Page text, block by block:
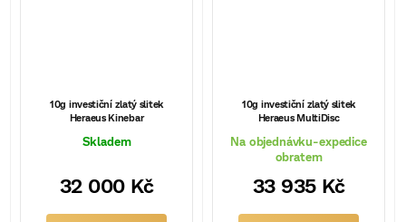
10g investiční zlatý slitek
Heraeus Kinebar
Skladem
32 000 Kč
10g investiční zlatý slitek
Heraeus MultiDisc
Na objednávku-expedice
obratem
33 935 Kč